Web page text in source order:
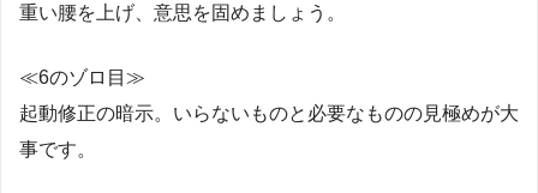
重い腰を上げ、意思を固めましょう。
≪6のゾロ目≫
起動修正の暗示。いらないものと必要なものの見極めが大
事です。